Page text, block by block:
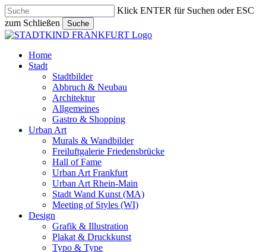
Skip
to
main
content
Klick ENTER für Suchen oder ESC
zum Schließen
Suche
Close
search
Menu
Home
Stadt
Stadtbilder
Abbruch & Neubau
Architektur
Allgemeines
Gastro & Shopping
Urban Art
Murals & Wandbilder
Freiluftgalerie Friedensbrücke
Hall of Fame
Urban Art Frankfurt
Urban Art Rhein-Main
Stadt Wand Kunst (MA)
Meeting of Styles (WI)
Design
Grafik & Illustration
Plakat & Druckkunst
Typo & Type